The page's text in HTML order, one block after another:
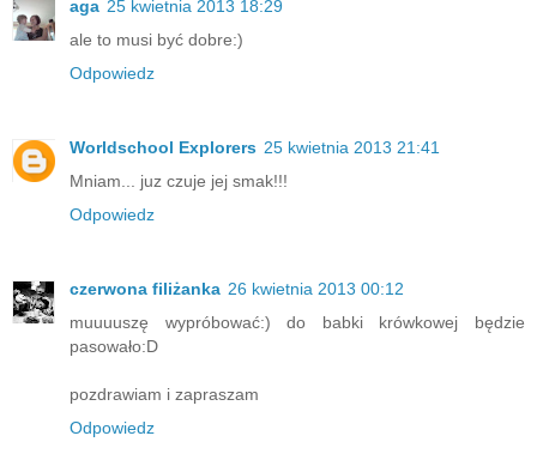
aga 25 kwietnia 2013 18:29
ale to musi być dobre:)
Odpowiedz
Worldschool Explorers 25 kwietnia 2013 21:41
Mniam... juz czuje jej smak!!!
Odpowiedz
czerwona filiżanka 26 kwietnia 2013 00:12
muuuuszę wypróbować:) do babki krówkowej będzie
pasowało:D
pozdrawiam i zapraszam
Odpowiedz